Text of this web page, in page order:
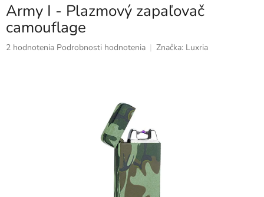
Army I - Plazmový zapaľovač
camouflage
Priemerné
2 hodnotenia Podrobnosti hodnotenia Značka: Luxria